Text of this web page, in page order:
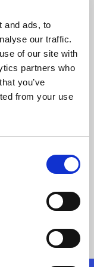
and ads, to
our traffic.
of our site with
partners who
you’ve
from your use
Prozesse:
Cloud
xpi